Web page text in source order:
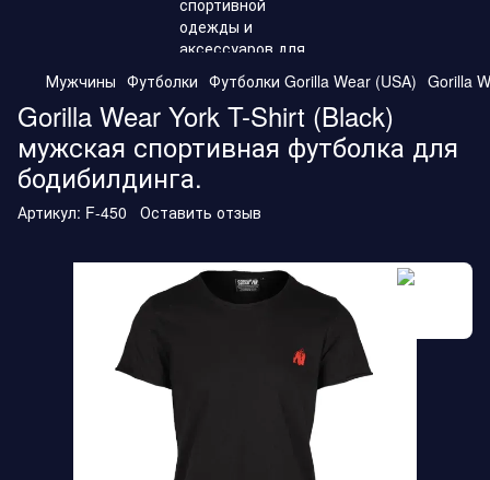
Мужчины Футболки Футболки Gorilla Wear (USA) Gorilla
Gorilla Wear York T-Shirt (Black)
мужская спортивная футболка для
бодибилдинга.
Артикул: F-450 Оставить отзыв